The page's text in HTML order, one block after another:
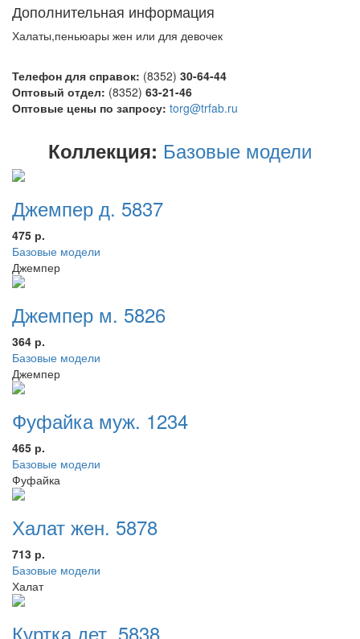
Дополнительная информация
Халаты,пеньюары жен или для девочек
Телефон для справок: (8352) 30-64-44
Оптовый отдел: (8352) 63-21-46
Оптовые цены по запросу: torg@trfab.ru
Коллекция: Базовые модели
Джемпер д. 5837
475 р.
Базовые модели
Джемпер
Джемпер м. 5826
364 р.
Базовые модели
Джемпер
Фуфайка муж. 1234
465 р.
Базовые модели
Фуфайка
Халат жен. 5878
713 р.
Базовые модели
Халат
Куртка дет. 5838